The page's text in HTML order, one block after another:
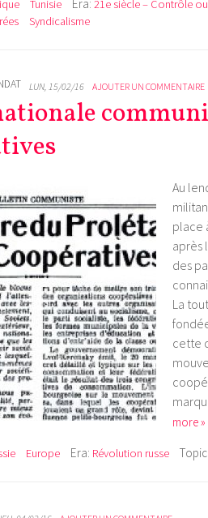
Tunisie Era: 21e siècle – Contrôle
Syndicalisme
LUN, 15/02/16 AJOUTER UN COMMENTAIRE
Au
place
après
des
La
cette
more »
Europe Era: Révolution russe Topic: